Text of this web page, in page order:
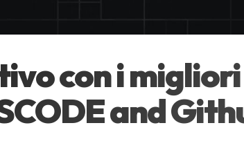
con i migliori
and